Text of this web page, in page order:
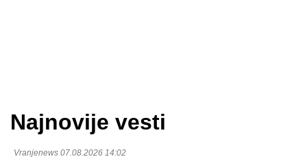
Najnovije vesti
Vranjenews 07.08.2026 14:02